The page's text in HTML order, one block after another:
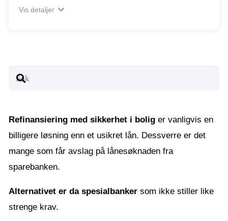
Vis detaljer
Refinansiering med sikkerhet i bolig er vanligvis en
billigere løsning enn et usikret lån. Dessverre er det
mange som får avslag på lånesøknaden fra
sparebanken.
Alternativet er da spesialbanker som ikke stiller like
strenge krav.